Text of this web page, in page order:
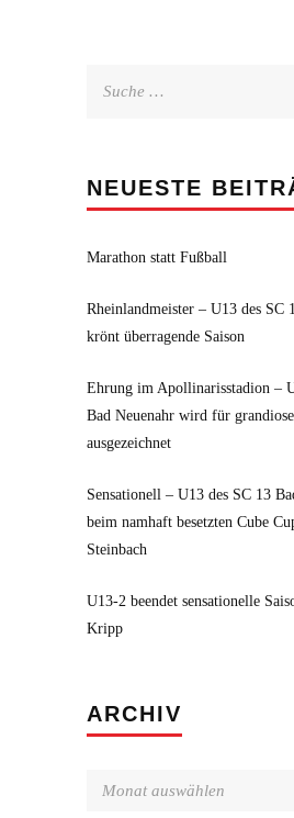
NEUESTE
Marathon statt Fußball
Rheinlandmeister – U13 des SC
krönt überragende Saison
Ehrung im Apollinarisstadion –
Bad Neuenahr wird für
ausgezeichnet
Sensationell – U13 des SC 13
beim namhaft besetzten Cube
Steinbach
U13-2 beendet sensationelle
Kripp
ARCHIV